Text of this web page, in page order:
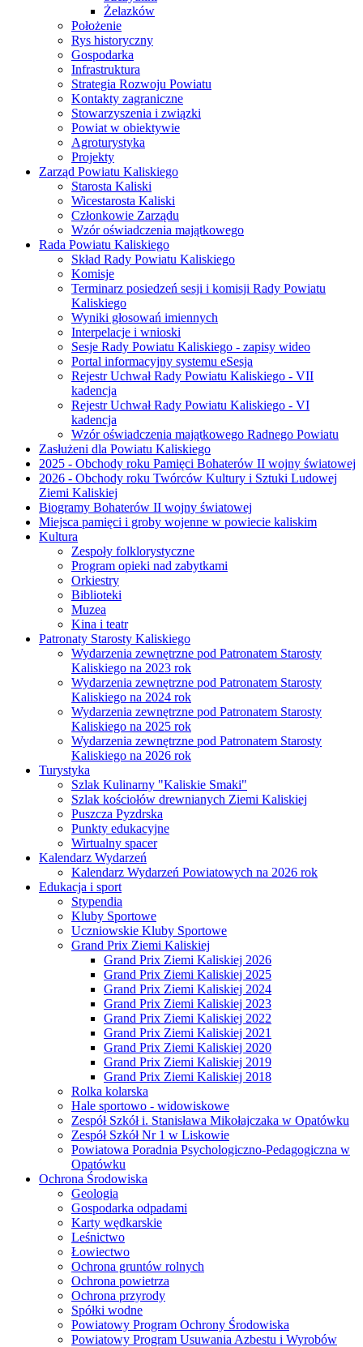
Żelazków
Położenie
Rys historyczny
Gospodarka
Infrastruktura
Strategia Rozwoju Powiatu
Kontakty zagraniczne
Stowarzyszenia i związki
Powiat w obiektywie
Agroturystyka
Projekty
Zarząd Powiatu Kaliskiego
Starosta Kaliski
Wicestarosta Kaliski
Członkowie Zarządu
Wzór oświadczenia majątkowego
Rada Powiatu Kaliskiego
Skład Rady Powiatu Kaliskiego
Komisje
Terminarz posiedzeń sesji i komisji Rady Powiatu
Kaliskiego
Wyniki głosowań imiennych
Interpelacje i wnioski
Sesje Rady Powiatu Kaliskiego - zapisy wideo
Portal informacyjny systemu eSesja
Rejestr Uchwał Rady Powiatu Kaliskiego - VII
kadencja
Rejestr Uchwał Rady Powiatu Kaliskiego - VI
kadencja
Wzór oświadczenia majątkowego Radnego Powiatu
Zasłużeni dla Powiatu Kaliskiego
2025 - Obchody roku Pamięci Bohaterów II wojny światowej
2026 - Obchody roku Twórców Kultury i Sztuki Ludowej
Ziemi Kaliskiej
Biogramy Bohaterów II wojny światowej
Miejsca pamięci i groby wojenne w powiecie kaliskim
Kultura
Zespoły folklorystyczne
Program opieki nad zabytkami
Orkiestry
Biblioteki
Muzea
Kina i teatr
Patronaty Starosty Kaliskiego
Wydarzenia zewnętrzne pod Patronatem Starosty
Kaliskiego na 2023 rok
Wydarzenia zewnętrzne pod Patronatem Starosty
Kaliskiego na 2024 rok
Wydarzenia zewnętrzne pod Patronatem Starosty
Kaliskiego na 2025 rok
Wydarzenia zewnętrzne pod Patronatem Starosty
Kaliskiego na 2026 rok
Turystyka
Szlak Kulinarny "Kaliskie Smaki"
Szlak kościołów drewnianych Ziemi Kaliskiej
Puszcza Pyzdrska
Punkty edukacyjne
Wirtualny spacer
Kalendarz Wydarzeń
Kalendarz Wydarzeń Powiatowych na 2026 rok
Edukacja i sport
Stypendia
Kluby Sportowe
Uczniowskie Kluby Sportowe
Grand Prix Ziemi Kaliskiej
Grand Prix Ziemi Kaliskiej 2026
Grand Prix Ziemi Kaliskiej 2025
Grand Prix Ziemi Kaliskiej 2024
Grand Prix Ziemi Kaliskiej 2023
Grand Prix Ziemi Kaliskiej 2022
Grand Prix Ziemi Kaliskiej 2021
Grand Prix Ziemi Kaliskiej 2020
Grand Prix Ziemi Kaliskiej 2019
Grand Prix Ziemi Kaliskiej 2018
Rolka kolarska
Hale sportowo - widowiskowe
Zespół Szkół i. Stanisława Mikołajczaka w Opatówku
Zespół Szkół Nr 1 w Liskowie
Powiatowa Poradnia Psychologiczno-Pedagogiczna w
Opatówku
Ochrona Środowiska
Geologia
Gospodarka odpadami
Karty wędkarskie
Leśnictwo
Łowiectwo
Ochrona gruntów rolnych
Ochrona powietrza
Ochrona przyrody
Spółki wodne
Powiatowy Program Ochrony Środowiska
Powiatowy Program Usuwania Azbestu i Wyrobów